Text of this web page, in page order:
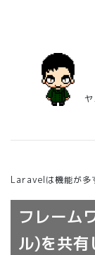
ヤ
Laravelは機能が多
フレーム
ル)を共有